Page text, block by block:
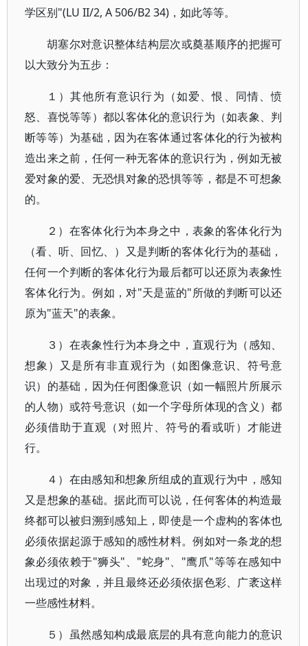
学区别"(LU II/2, A 506/B2 34)，如此等等。
胡塞尔对意识整体结构层次或奠基顺序的把握可
以大致分为五步：
１）其他所有意识行为（如爱、恨、同情、愤
怒、喜悦等等）都以客体化的意识行为（如表象、判
断等等）为基础，因为在客体通过客体化的行为被构
造出来之前，任何一种无客体的意识行为，例如无被
爱对象的爱、无恐惧对象的恐惧等等，都是不可想象
的。
２）在客体化行为本身之中，表象的客体化行为
（看、听、回忆、）又是判断的客体化行为的基础，
任何一个判断的客体化行为最后都可以还原为表象性
客体化行为。例如，对"天是蓝的"所做的判断可以还
原为"蓝天"的表象。
３）在表象性行为本身之中，直观行为（感知、
想象）又是所有非直观行为（如图像意识、符号意
识）的基础，因为任何图像意识（如一幅照片所展示
的人物）或符号意识（如一个字母所体现的含义）都
必须借助于直观（对照片、符号的看或听）才能进
行。
４）在由感知和想象所组成的直观行为中，感知
又是想象的基础。据此而可以说，任何客体的构造最
终都可以被归溯到感知上，即使是一个虚构的客体也
必须依据起源于感知的感性材料。例如对一条龙的想
象必须依赖于"狮头"、"蛇身"、"鹰爪"等等在感知中
出现过的对象，并且最终还必须依据色彩、广袤这样
一些感性材料。
５）虽然感知构成最底层的具有意向能力的意识